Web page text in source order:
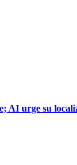
AI urge su